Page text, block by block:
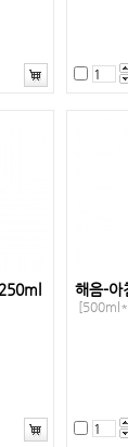
해음-아